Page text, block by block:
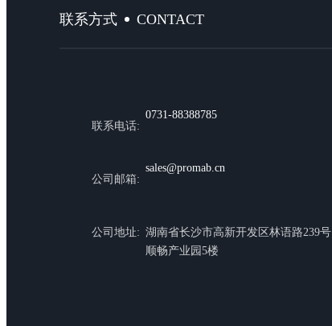
联系方式 CONTACT
联系电话:
0731-88388785
公司邮箱:
sales@promab.cn
公司地址: 湖南省长沙市高新开发区林语路239号
顺畅产业园5楼